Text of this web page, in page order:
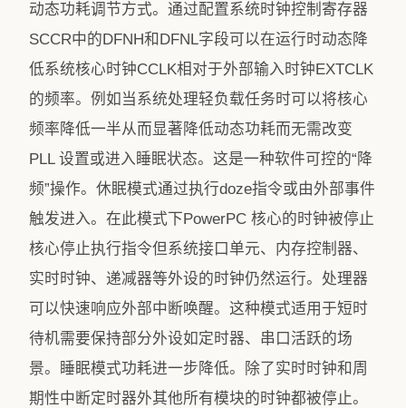
动态功耗调节方式。通过配置系统时钟控制寄存器
SCCR中的DFNH和DFNL字段可以在运行时动态降
低系统核心时钟CCLK相对于外部输入时钟EXTCLK
的频率。例如当系统处理轻负载任务时可以将核心
频率降低一半从而显著降低动态功耗而无需改变
PLL 设置或进入睡眠状态。这是一种软件可控的“降
频”操作。休眠模式通过执行doze指令或由外部事件
触发进入。在此模式下PowerPC 核心的时钟被停止
核心停止执行指令但系统接口单元、内存控制器、
实时时钟、递减器等外设的时钟仍然运行。处理器
可以快速响应外部中断唤醒。这种模式适用于短时
待机需要保持部分外设如定时器、串口活跃的场
景。睡眠模式功耗进一步降低。除了实时时钟和周
期性中断定时器外其他所有模块的时钟都被停止。